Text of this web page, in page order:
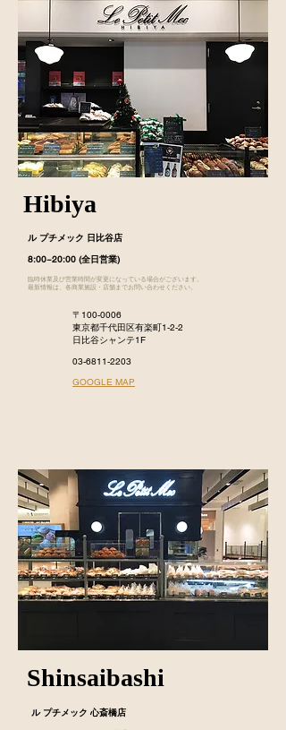
Hibiya
ル プチメック 日比谷店
8:00~20:00 (全日営業)
臨時休業及び営業時間が変更になっている場合がございます。
最新情報は、各商業施設・店舗までお問い合わせください。
〒100-0006
東京都千代田区有楽町1-2-2
日比谷シャンテ1F
03-6811-2203
​GOOGLE MAP
Shinsaibashi
ル プチメック 心斎橋店